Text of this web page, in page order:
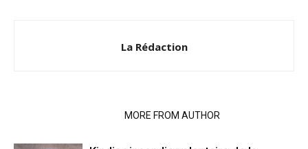
La Rédaction
MORE FROM AUTHOR